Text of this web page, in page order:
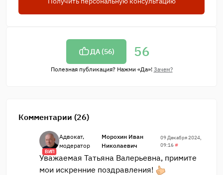
ДА (56) 56
Полезная публикация? Нажми «Да»! Зачем?
Комментарии (26)
ВИП
Адвокат,
модератор
Морохин Иван
Николаевич
09 Декабря 2024,
09:16#
Уважаемая Татьяна Валерьевна, примите
мои искренние поздравления!